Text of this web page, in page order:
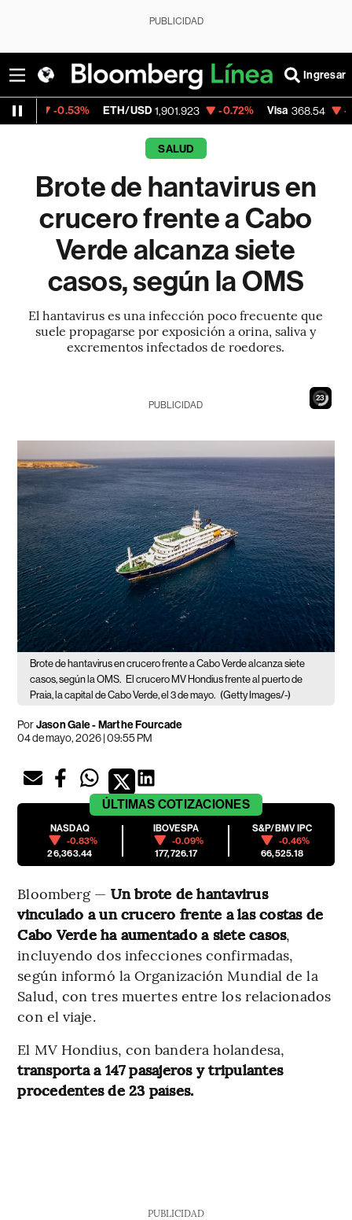
PUBLICIDAD
Ingresar
ETH/USD 1,901.923 -0.72% Visa 368.54 -0.28%
SALUD
Brote de hantavirus en
crucero frente a Cabo
Verde alcanza siete
casos, según la OMS
El hantavirus es una infección poco frecuente que
suele propagarse por exposición a orina, saliva y
excrementos infectados de roedores.
21
PUBLICIDAD
Brote de hantavirus en crucero frente a Cabo Verde alcanza siete
casos, según la OMS. El crucero MV Hondius frente al puerto de
Praia, la capital de Cabo Verde, el 3 de mayo. (Getty Images/-)
PorJason Gale - Marthe Fourcade
04 de mayo, 2026 | 09:55 PM
ÚLTIMAS COTIZACIONES
NASDAQ
-0.83%
26,363.44
IBOVESPA
-0.09%
177,726.17
S&P/BMV IPC
-0.46%
66,525.18
Bloomberg — Un brote de hantavirus
vinculado a un crucero frente a las costas de
Cabo Verde ha aumentado a siete casos,
incluyendo dos infecciones confirmadas,
según informó la Organización Mundial de la
Salud, con tres muertes entre los relacionados
con el viaje.
El MV Hondius, con bandera holandesa,
transporta a 147 pasajeros y tripulantes
procedentes de 23 países.
PUBLICIDAD